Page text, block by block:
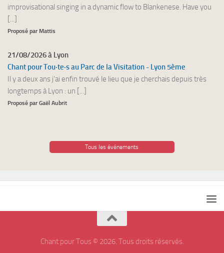
improvisational singing in a dynamic flow to Blankenese. Have you
[...]
Proposé par Mattis
21/08/2026 à Lyon
Chant pour Tou·te·s au Parc de la Visitation - Lyon 5ème
Il y a deux ans j'ai enfin trouvé le lieu que je cherchais depuis très
longtemps à Lyon : un [...]
Proposé par Gaël Aubrit
Tous les événements
Chant pour Tous © 2026. Tous droits réservés.